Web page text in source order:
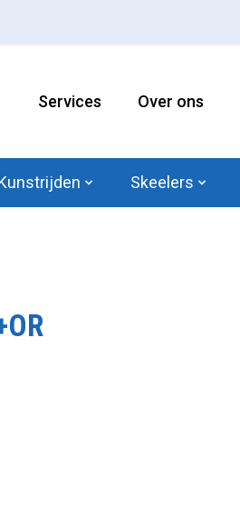
Services Over ons
Skeelers